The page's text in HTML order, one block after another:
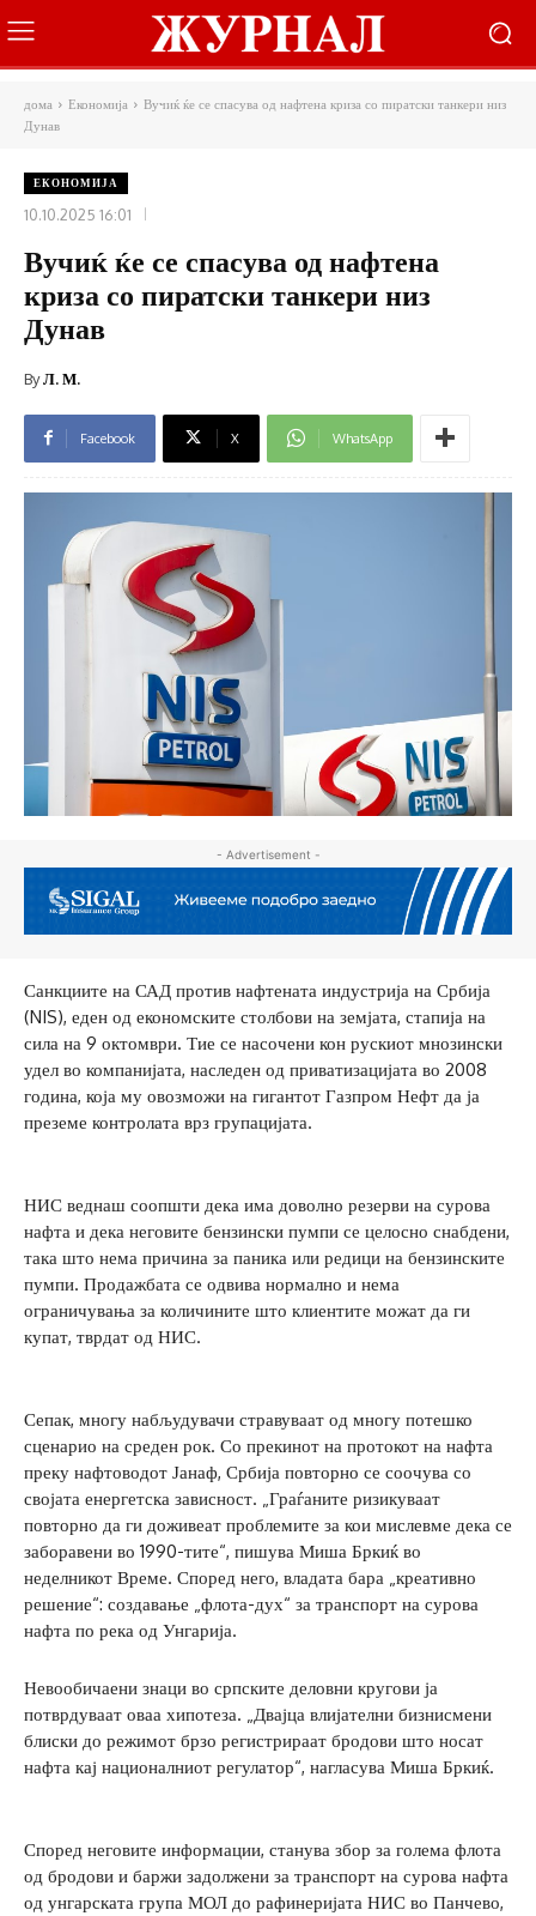
дома Економија
Вучиќ ќе се спасува од нафтена криза со пиратски танкери низ
Дунав
ЕКОНОМИЈА
10.10.2025 16:01
Вучиќ ќе се спасува од нафтена
криза со пиратски танкери низ
Дунав
ByЛ. М.
Facebook X WhatsApp
- Advertisement -
Санкциите на САД против нафтената индустрија на Србија
(NIS), еден од економските столбови на земјата, стапија на
сила на 9 октомври. Тие се насочени кон рускиот мнозински
удел во компанијата, наследен од приватизацијата во 2008
година, која му овозможи на гигантот Газпром Нефт да ја
преземе контролата врз групацијата.
НИС веднаш соопшти дека има доволно резерви на сурова
нафта и дека неговите бензински пумпи се целосно снабдени,
така што нема причина за паника или редици на бензинските
пумпи. Продажбата се одвива нормално и нема
ограничувања за количините што клиентите можат да ги
купат, тврдат од НИС.
Сепак, многу набљудувачи стравуваат од многу потешко
сценарио на среден рок. Со прекинот на протокот на нафта
преку нафтоводот Јанаф, Србија повторно се соочува со
својата енергетска зависност. „Граѓаните ризикуваат
повторно да ги доживеат проблемите за кои мислевме дека се
заборавени во 1990-тите“, пишува Миша Бркиќ во
неделникот Време. Според него, владата бара „креативно
решение“: создавање „флота-дух“ за транспорт на сурова
нафта по река од Унгарија.
Невообичаени знаци во српските деловни кругови ја
потврдуваат оваа хипотеза. „Двајца влијателни бизнисмени
блиски до режимот брзо регистрираат бродови што носат
нафта кај националниот регулатор“, нагласува Миша Бркиќ.
Според неговите информации, станува збор за голема флота
од бродови и баржи задолжени за транспорт на сурова нафта
од унгарската група МОЛ до рафинеријата НИС во Панчево,